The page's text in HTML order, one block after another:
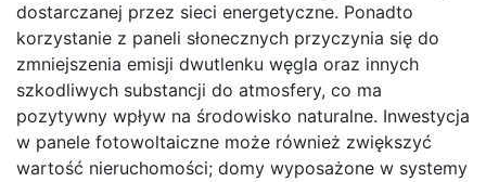
dostarczanej przez sieci energetyczne. Ponadto
korzystanie z paneli słonecznych przyczynia się do
zmniejszenia emisji dwutlenku węgla oraz innych
szkodliwych substancji do atmosfery, co ma
pozytywny wpływ na środowisko naturalne. Inwestycja
w panele fotowoltaiczne może również zwiększyć
wartość nieruchomości; domy wyposażone w systemy